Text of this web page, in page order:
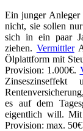
Ein junger Anleger
nicht, sie sollen
sich in ein paar
ziehen. VermittlerA
Ölplattform mit
Provision: 1.000€.
es auf dem
eigentlich will. Mit
Provision: max.